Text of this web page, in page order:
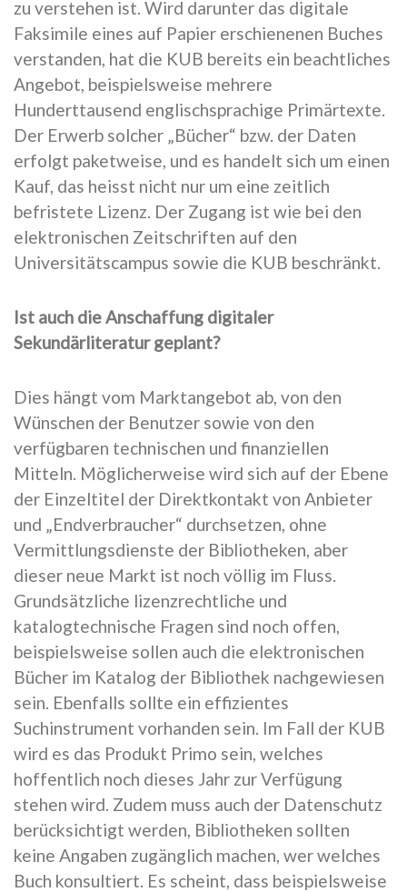
zu verstehen ist. Wird darunter das digitale
Faksimile eines auf Papier erschienenen Buches
verstanden, hat die KUB bereits ein beachtliches
Angebot, beispielsweise mehrere
Hunderttausend englischsprachige Primärtexte.
Der Erwerb solcher „Bücher“ bzw. der Daten
erfolgt paketweise, und es handelt sich um einen
Kauf, das heisst nicht nur um eine zeitlich
befristete Lizenz. Der Zugang ist wie bei den
elektronischen Zeitschriften auf den
Universitätscampus sowie die KUB beschränkt.
Ist auch die Anschaffung digitaler
Sekundärliteratur geplant?
Dies hängt vom Marktangebot ab, von den
Wünschen der Benutzer sowie von den
verfügbaren technischen und finanziellen
Mitteln. Möglicherweise wird sich auf der Ebene
der Einzeltitel der Direktkontakt von Anbieter
und „Endverbraucher“ durchsetzen, ohne
Vermittlungsdienste der Bibliotheken, aber
dieser neue Markt ist noch völlig im Fluss.
Grundsätzliche lizenzrechtliche und
katalogtechnische Fragen sind noch offen,
beispielsweise sollen auch die elektronischen
Bücher im Katalog der Bibliothek nachgewiesen
sein. Ebenfalls sollte ein effizientes
Suchinstrument vorhanden sein. Im Fall der KUB
wird es das Produkt Primo sein, welches
hoffentlich noch dieses Jahr zur Verfügung
stehen wird. Zudem muss auch der Datenschutz
berücksichtigt werden, Bibliotheken sollten
keine Angaben zugänglich machen, wer welches
Buch konsultiert. Es scheint, dass beispielsweise